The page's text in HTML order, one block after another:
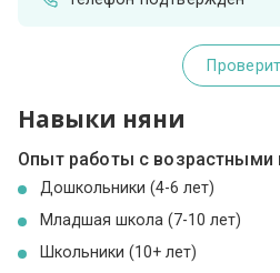
Навыки няни
Опыт работы с возрастными
Дошкольники (4-6 лет)
Младшая школа (7-10 лет)
Школьники (10+ лет)